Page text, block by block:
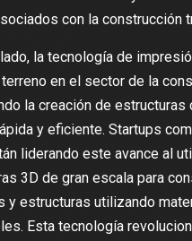
con la construcción
la tecnología de
en el sector de la
la creación de estructuras
y eficiente. Startups
liderando este avance al
3D de gran escala para
y estructuras utilizando
Esta tecnología